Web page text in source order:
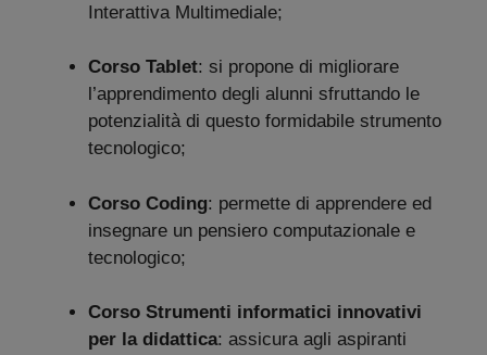
Interattiva Multimediale;
Corso Tablet: si propone di migliorare
l’apprendimento degli alunni sfruttando le
potenzialità di questo formidabile strumento
tecnologico;
Corso Coding: permette di apprendere ed
insegnare un pensiero computazionale e
tecnologico;
Corso Strumenti informatici innovativi
per la didattica: assicura agli aspiranti